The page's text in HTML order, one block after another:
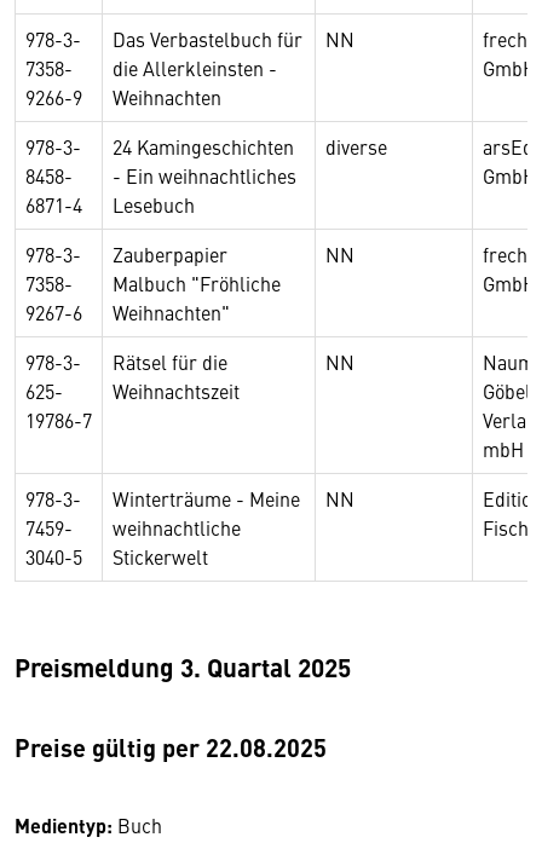
978-3-
7358-
9266-9
Das Verbastelbuch für
die Allerkleinsten -
Weihnachten
NN
GmbH
978-3-
8458-
6871-4
24 Kamingeschichten
- Ein weihnachtliches
Lesebuch
diverse
GmbH
978-3-
7358-
9267-6
Zauberpapier
Malbuch "Fröhliche
Weihnachten"
NN
GmbH
978-3-
625-
19786-7
Rätsel für die
Weihnachtszeit
NN
Göbel
mbH
978-3-
7459-
3040-5
Winterträume - Meine
weihnachtliche
Stickerwelt
NN
Preismeldung 3. Quartal 2025
Preise gültig per 22.08.2025
Medientyp: Buch